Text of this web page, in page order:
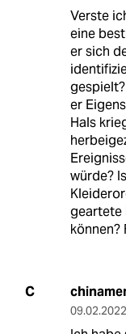
Verste
eine
er sich
er
Hals
würde?
geartete
können?
C
09.02.2022